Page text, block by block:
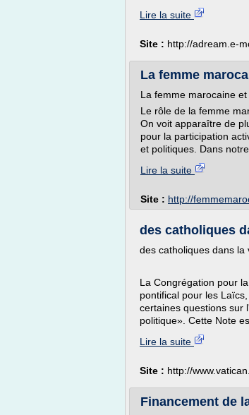
Lire la suite
Site : http://adream.e-
La femme
La femme marocaine
Le rôle de la femme
On voit apparaître de
pour la participation
et politiques. Dans
Lire la suite
Site : http://
des catholiques
des catholiques dans la
La Congrégation pour
pontifical pour les
certaines questions sur
politique». Cette Note
Lire la suite
Site : http://
Financement de